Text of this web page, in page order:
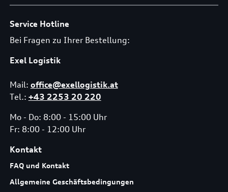
Service Hotline
Bei Fragen zu Ihrer Bestellung:
Exel Logistik
Mail: office@exellogistik.at
Tel.: +43 2253 20 220
Mo - Do: 8:00 - 15:00 Uhr
Fr: 8:00 - 12:00 Uhr
Kontakt
FAQ und Kontakt
Allgemeine Geschäftsbedingungen